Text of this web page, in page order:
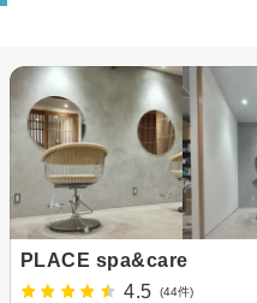
PLACE spa&care
4.5
(44件)